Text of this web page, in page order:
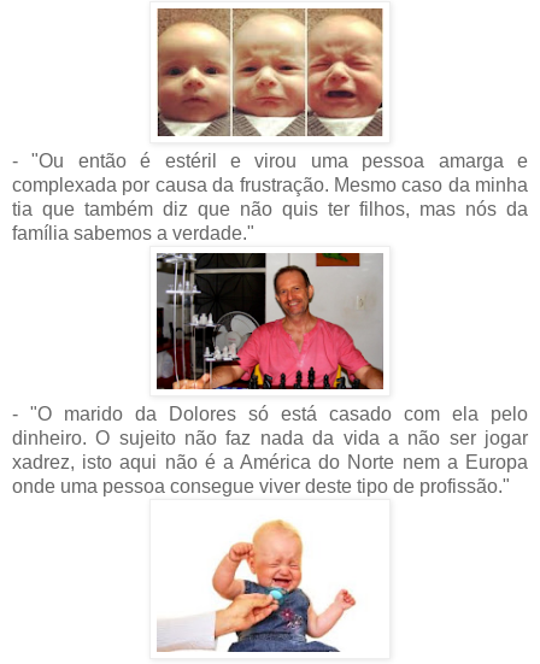
- "Ou então é estéril e virou uma pessoa amarga e
complexada por causa da frustração. Mesmo caso da minha
tia que também diz que não quis ter filhos, mas nós da
família sabemos a verdade."
- "O marido da Dolores só está casado com ela pelo
dinheiro. O sujeito não faz nada da vida a não ser jogar
xadrez, isto aqui não é a América do Norte nem a Europa
onde uma pessoa consegue viver deste tipo de profissão."